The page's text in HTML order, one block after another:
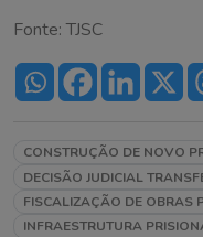
Fonte: TJSC
CONSTRUÇÃO DE NOVO
DECISÃO JUDICIAL
FISCALIZAÇÃO DE OBRAS
INFRAESTRUTURA